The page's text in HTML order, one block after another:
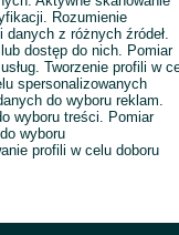
Rozumienie
z różnych źródeł.
dostęp do nich. Pomiar
Tworzenie profili w
spersonalizowanych
do wyboru reklam.
wyboru treści. Pomiar
wyboru
profili w celu doboru